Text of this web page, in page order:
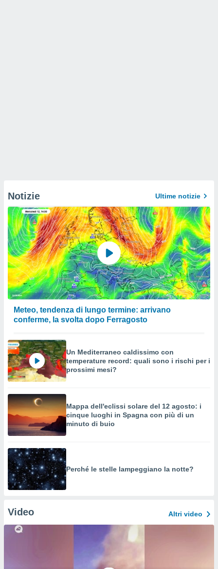
Notizie Ultime notizie
Meteo, tendenza di lungo termine: arrivano
conferme, la svolta dopo Ferragosto
Un Mediterraneo caldissimo con
temperature record: quali sono i rischi per i
prossimi mesi?
Mappa dell'eclissi solare del 12 agosto: i
cinque luoghi in Spagna con più di un
minuto di buio
Perché le stelle lampeggiano la notte?
Video Altri video